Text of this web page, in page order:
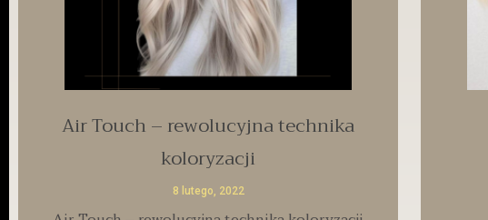
Air Touch – rewolucyjna technika
koloryzacji
8 lutego, 2022